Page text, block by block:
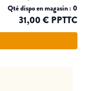
Qté dispo en magasin : 0
31,00 € PPTTC